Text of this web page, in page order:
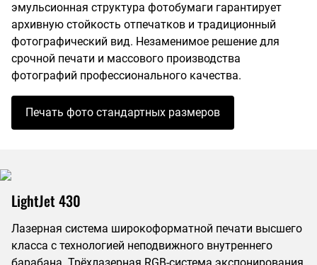
эмульсионная структура фотобумаги гарантирует
архивную стойкость отпечатков и традиционный
фотографический вид. Незаменимое решение для
срочной печати и массового производства
фотографий профессионального качества.
Печать фото стандартных размеров
LightJet 430
Лазерная система широкоформатной печати высшего
класса с технологией неподвижного внутреннего